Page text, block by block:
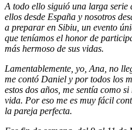
A todo ello siguió una larga serie
ellos desde España y nosotros
a preparar en Sibiu, un evento
que teníamos el honor de
más hermoso de sus vidas.
Lamentablemente, yo, Ana, no
me contó Daniel y por todos los
estos dos años, me sentía como
vida. Por eso me es muy fácil
la pareja perfecta.